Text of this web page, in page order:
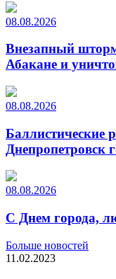
08.08.2026
Внезапный
Абакане и
08.08.2026
Баллистические
Днепропетровск
08.08.2026
С Днем города,
Больше новостей
11.02.2023